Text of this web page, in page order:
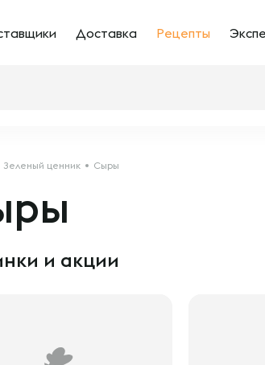
Доставка Рецепты
Зеленый ценник Сыры
и акции